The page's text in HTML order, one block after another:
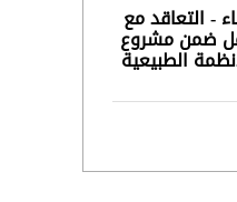
- التعاقد مع
ضمن مشروع
الطبيعية